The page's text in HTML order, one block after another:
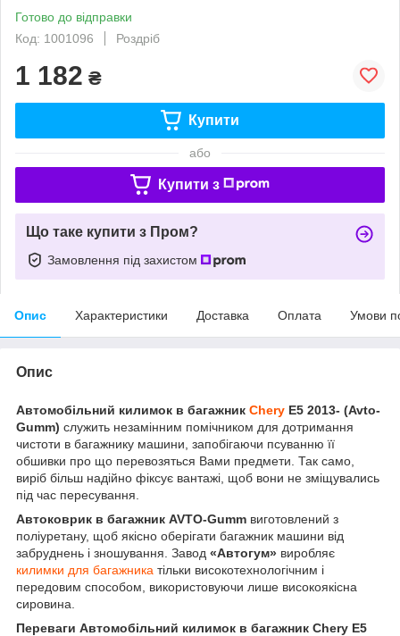
Готово до відправки
Код: 1001096
Роздріб
1 182 ₴
Купити
або
Купити з
Що таке купити з Пром?
Замовлення під захистом
Опис Характеристики Доставка Оплата Умови
Опис
Автомобільний килимок в багажник Chery E5 2013- (Avto-
Gumm) служить незамінним помічником для дотримання
чистоти в багажнику машини, запобігаючи псуванню її
обшивки про що перевозяться Вами предмети. Так само,
виріб більш надійно фіксує вантажі, щоб вони не зміщувались
під час пересування.
Автоковрик в багажник AVTO-Gumm виготовлений з
поліуретану, щоб якісно оберігати багажник машини від
забруднень і зношування. Завод «Автогум» виробляє
килимки для багажника тільки високотехнологічним і
передовим способом, використовуючи лише високоякісна
сировина.
Переваги Автомобільний килимок в багажник Chery E5